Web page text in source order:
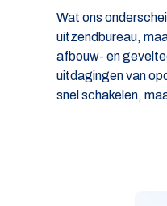
Wat ons
uitzendbureau,
afbouw- en
uitdagingen van
snel schakelen,